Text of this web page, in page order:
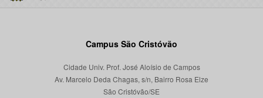
Campus São Cristóvão
Cidade Univ. Prof. José Aloísio de Campos
Av. Marcelo Deda Chagas, s/n, Bairro Rosa Elze
São Cristóvão/SE